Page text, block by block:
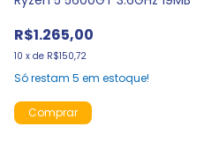
R$1.265,00
10 x de R$150,72
Só restam 5 em estoque!